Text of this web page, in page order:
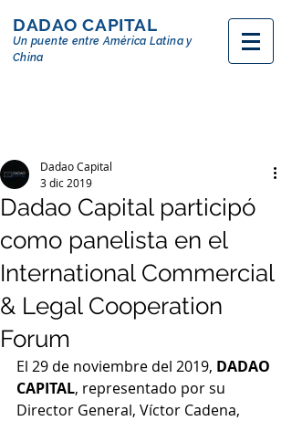
DADAO CAPITAL
Un puente entreAmérica Latina y
China
Dadao Capital participó
como panelista en el
International Commercial
& Legal Cooperation
Forum
Dadao Capital
3 dic 2019
El 29 de noviembre del 2019, DADAO
CAPITAL, representado por su
Director General, Víctor Cadena,